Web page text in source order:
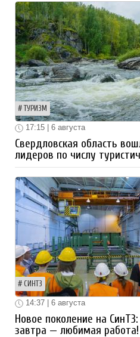
ТУРИЗМ
17:15 | 6 августа
Свердловская область
лидеров по числу
СИНТЗ
14:37 | 6 августа
Новое поколение на
завтра — любимая работа!